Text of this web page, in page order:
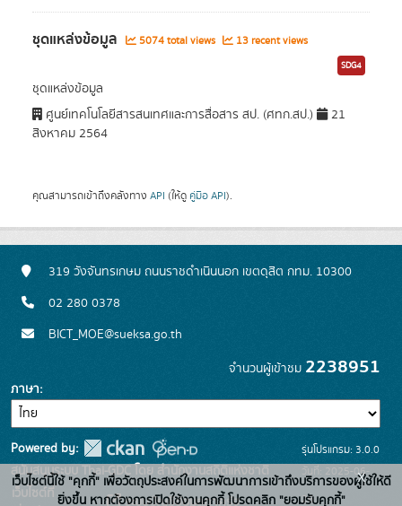
ชุดแหล่งข้อมูล 5074 total views 13 recent views
SDG4
ชุดแหล่งข้อมูล
ศูนย์เทคโนโลยีสารสนเทศและการสื่อสาร สป. (ศทก.สป.)
21
สิงหาคม 2564
คุณสามารถเข้าถึงคลังทาง API (ให้ดู คู่มือ API).
319 วังจันทรเกษม ถนนราชดำเนินนอก เขตดุสิต กทม. 10300
02 280 0378
BICT_MOE@sueksa.go.th
จำนวนผู้เข้าชม 2238951
ภาษา
Powered by:
สนับสนุนระบบ Thai-GDC โดย สำนักงานสถิติแห่งชาติ
เว็บไซต์ที่
ระบบบัญชีข้อมูลภาครัฐ
รุ่นโปรแกรม: 3.0.0
วันที่: 2025-06-
26
เว็บไซต์นี้ใช้ "คุกกี้" เพื่อวัตถุประสงค์ในการพัฒนาการเข้าถึงบริการของผู้ใช้ให้ดี
ยิ่งขึ้น หากต้องการเปิดใช้งานคุกกี้ โปรดคลิก "ยอมรับคุกกี้"
x